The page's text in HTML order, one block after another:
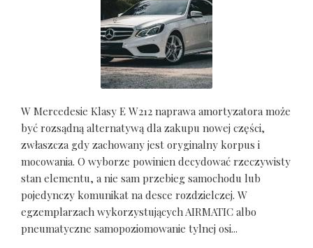
W Mercedesie Klasy E W212 naprawa amortyzatora może
być rozsądną alternatywą dla zakupu nowej części,
zwłaszcza gdy zachowany jest oryginalny korpus i
mocowania. O wyborze powinien decydować rzeczywisty
stan elementu, a nie sam przebieg samochodu lub
pojedynczy komunikat na desce rozdzielczej. W
egzemplarzach wykorzystujących AIRMATIC albo
pneumatyczne samopoziomowanie tylnej osi...